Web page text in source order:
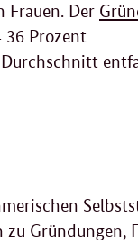
Frauen. Der
36 Prozent
Gründungen,